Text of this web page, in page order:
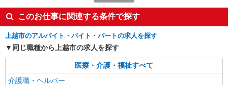
ツクイ上越栄町（訪問入浴）
訪問入浴 介護スタッフ（オペレーター）
時給1,267円〜1,549円 ★土・祝日は時給100円
アップ！ ※給与幅は資格・経験等による
新潟県上越市栄町1-7-26
キープ 詳細を見る
このお仕事に関連する条件で探す
上越市のアルバイト・バイト・パートの求人を探す
同じ職種から上越市の求人を探す
医療・介護・福祉すべて
介護職・ヘルパー